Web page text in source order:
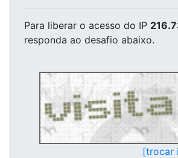
Para liberar o acesso do IP
responda ao desafio abaixo.
[trocar